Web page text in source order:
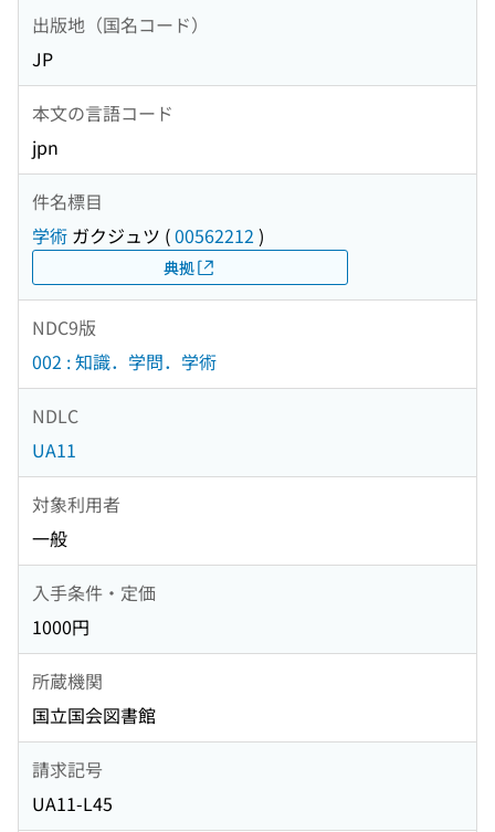
出版地（国名コード）
JP
本文の言語コード
jpn
件名標目
学術 ガクジュツ (00562212 )
典拠
NDC9版
002 : 知識．学問．学術
NDLC
UA11
対象利用者
一般
入手条件・定価
1000円
所蔵機関
国立国会図書館
請求記号
UA11-L45